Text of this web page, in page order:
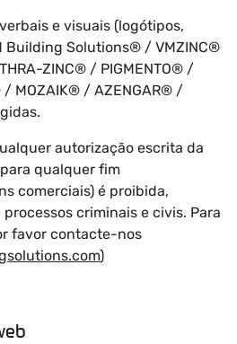
e visuais (logótipos,
Building Solutions® / VMZINC®
ZINC® / PIGMENTO® /
/ MOZAIK® / AZENGAR® /
autorização escrita da
qualquer fim
comerciais) é proibida,
criminais e civis. Para
favor contacte-nos
)